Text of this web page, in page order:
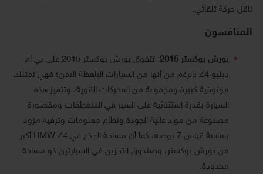
ناقل حركة تلقائي.
المنافسون
بورش بوكستر 2015
: تتفوق بورش بوكستر 2015 على بي أم
دبليو Z4 بالرغم من أنها من السيارات الباهظة الثمن؛ فهي تمتلك
موثوقية كبيرة ومجموعة من المحركات القوية، وتتميز هذه
السيارة بقدرة استثنائية على السير في المنعطفات ومقصورة
مصنوعة من مواد عالية الجودة ونظام معلومات وترفيه مزود
بشاشة قياس 7 بوصة، كما أن مساحة الجذع في BMW Z4 أكبر
من بورش بوكستر، وصندوق التخزين في السيارتين ذو مساحة
محدودة.